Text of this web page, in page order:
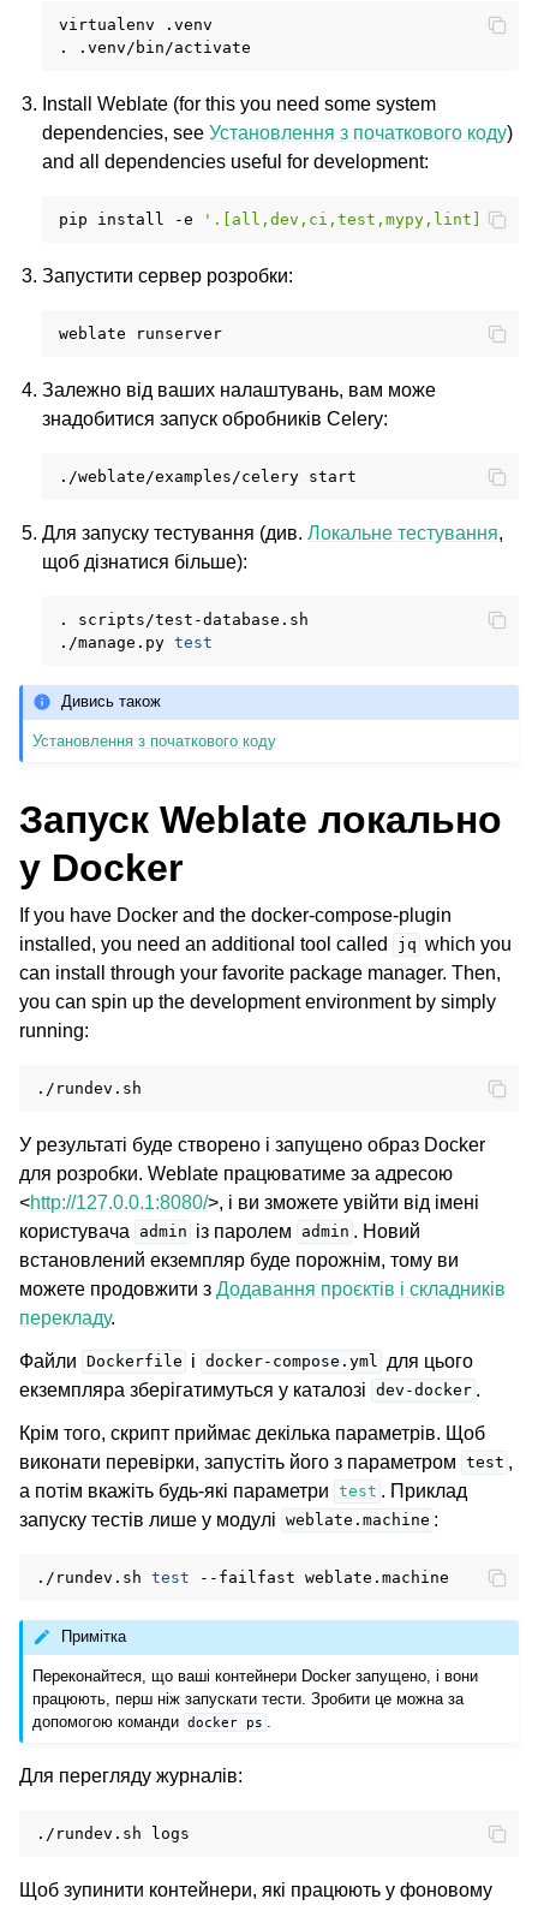
virtualenv
.venv
.
Install Weblate (for this you need some system
dependencies, seeУстановлення з початкового коду)
and all dependencies useful for development:
pip install -e '.[all,dev,ci,test,mypy,lint]'
Запустити сервер розробки:
weblate
Залежно від ваших налаштувань, вам може
знадобитися запуск обробників Celery:
./weblate/examples/celery
Для запуску тестування (див.Локальне тестування,
щоб дізнатися більше):
.
scripts/test-database.sh
./manage.py test
Дивись також
Установлення з початкового коду
Запуск Weblate локально
у Docker
If you have Docker and the docker-compose-plugin
installed, you need an additional tool called
jq which you
can install through your favorite package manager. Then,
you can spin up the development environment by simply
running:
У результаті буде створено і запущено образ Docker
для розробки. Weblate працюватиме за адресою
<http://127.0.0.1:8080/>, і ви зможете увійти від імені
користувача
admin із паролем admin . Новий
встановлений екземпляр буде порожнім, тому ви
можете продовжити з Додавання проєктів і складників
перекладу.
Файли Dockerfile і docker-compose.yml для цього
екземпляра зберігатимуться у каталозі dev-docker .
Крім того, скрипт приймає декілька параметрів. Щоб
виконати перевірки, запустіть його з параметром test ,
а потім вкажіть будь-які параметри test . Приклад
запуску тестів лише у модулі weblate.machine :
./rundev.sh test --failfast
Примітка
Переконайтеся, що ваші контейнери Docker запущено, і вони
працюють, перш ніж запускати тести. Зробити це можна за
допомогою команди
docker ps
Для перегляду журналів:
./rundev.sh
Щоб зупинити контейнери, які працюють у фоновому